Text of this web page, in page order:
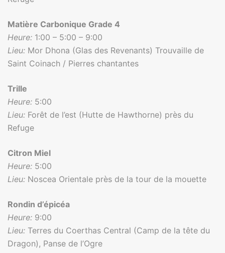
Matière Carbonique Grade 4
Heure: 1:00 – 5:00 – 9:00
Lieu: Mor Dhona (Glas des Revenants) Trouvaille de
Saint Coinach / Pierres chantantes
Trille
Heure: 5:00
Lieu: Forêt de l’est (Hutte de Hawthorne) près du
Refuge
Citron Miel
Heure: 5:00
Lieu: Noscea Orientale près de la tour de la mouette
Rondin d’épicéa
Heure: 9:00
Lieu: Terres du Coerthas Central (Camp de la tête du
Dragon), Panse de l’Ogre